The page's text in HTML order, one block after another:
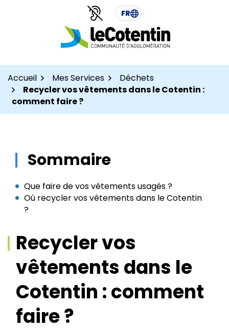
FR
Accueil Mes Services
Déchets
Recycler vos vêtements dans le Cotentin :
comment faire ?
Sommaire
Que faire de vos vêtements usagés ?
Où recycler vos vêtements dans le Cotentin
?
Recycler vos
vêtements dans le
Cotentin : comment
faire ?